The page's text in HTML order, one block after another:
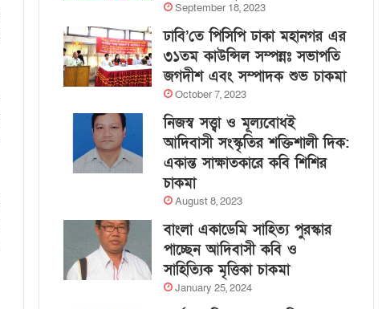
September 18, 2023
ঢাবি’তে পিসিপি ঢাকা মহানগর এর
৩১তম কাউন্সিল সম্পন্নঃ সভাপতি
জগদীশ এবং সম্পাদক শুভ চাকমা
October 7, 2023
নিজস্ব সত্ত্বা ও মূল্যবোধই
আদিবাসী সংস্কৃতির শক্তিশালী দিক:
একান্ত সাক্ষাতকারে কবি শিশির
চাকমা
August 8, 2023
বাংলা একাডেমি সাহিত্য পুরস্কার
পাচ্ছেন আদিবাসী কবি ও
সাহিত্যিক মৃত্তিকা চাকমা
January 25, 2024